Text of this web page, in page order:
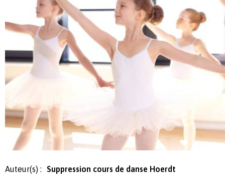
Auteur(s) :
Suppression cours de danse Hoerdt